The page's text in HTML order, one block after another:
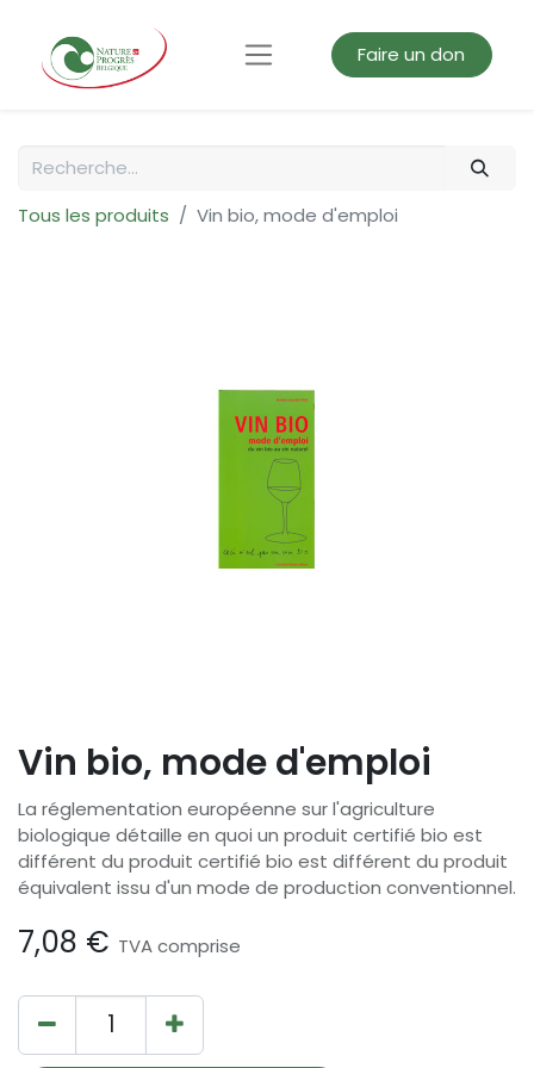
Faire un don
Tous les produits Vin bio, mode d'emploi
Vin bio, mode d'emploi
La réglementation européenne sur l'agriculture
biologique détaille en quoi un produit certifié bio est
différent du produit certifié bio est différent du produit
équivalent issu d'un mode de production conventionnel.
7,08 € TVA comprise